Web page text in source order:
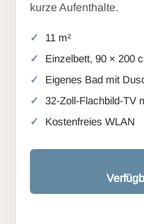
kurze Aufenthalte.
11 m²
Einzelbett, 90 × 200
Eigenes Bad mit
32-Zoll-Flachbild-TV
Kostenfreies WLAN